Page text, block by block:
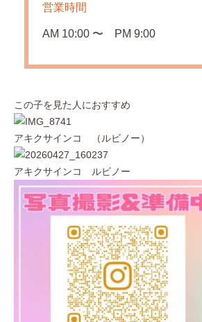
営業時間
AM 10:00 〜 PM 9:00
この子を見た人におすすめ
アキクサインコ （ルビノー）
アキクサインコ ルビノー